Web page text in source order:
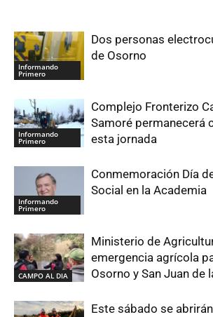
Informando
Primero
Dos personas
de Osorno
Informando
Primero
Complejo Fronterizo
Samoré permanecerá
esta jornada
Informando
Primero
Conmemoración Día
Social en la Academia
CAMPO AL DIA
Ministerio de
emergencia agrícola
Osorno y San Juan de
Este sábado se